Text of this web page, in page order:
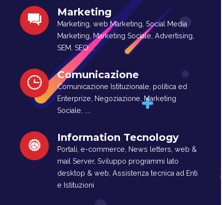
Marketing
Marketing, web Marketing, Social Media
Marketing, Marketing Sociale, Advertising,
SEM, SEO ...
Comunicazione
Comunicazione Istituzionale, politica ed
Enterprize, Negoziazione, Marketing
Sociale, ....
Information Tecnology
Portali, e-commerce, News letters, web &
mail Server, Sviluppo programmi lato
desktop & web, Assistenza tecnica ad Enti
e Istituzioni